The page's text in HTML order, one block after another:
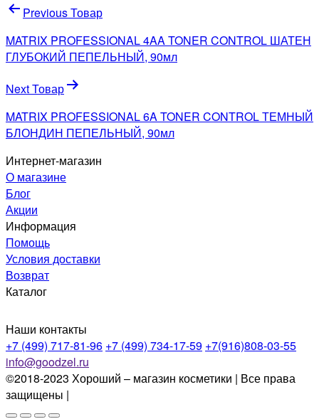
Навигация
по
записям
Previous Товар
MATRIX PROFESSIONAL 4AA TONER CONTROL ШАТЕН
ГЛУБОКИЙ ПЕПЕЛЬНЫЙ, 90мл
Next Товар
MATRIX PROFESSIONAL 6A TONER CONTROL ТЕМНЫЙ
БЛОНДИН ПЕПЕЛЬНЫЙ, 90мл
Интернет-магазин
О магазине
Блог
Акции
Информация
Помощь
Условия доставки
Возврат
Каталог
Наши контакты
+7 (499) 717-81-96 +7 (499) 734-17-59 +7(916)808-03-55
info@goodzel.ru
©2018-2023 Хороший – магазин косметики | Все права
защищены |